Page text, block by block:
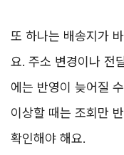
또 하나는 배송지가
요. 주소 변경이나 전
에는 반영이 늦어질
이상할 때는 조회만
확인해야 해요.